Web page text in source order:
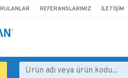
REFERANSLARIMIZ İLETIŞIM